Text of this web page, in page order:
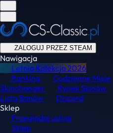
ZALOGUJ PRZEZ STEAM
Nawigacja
Letnia Kolekcja2026
Ranking
Codzienne Misje
Skinchanger
Rynek Skinów
Lista Banów
Discord
Sklep
Przeglądaj usługi
Sklep